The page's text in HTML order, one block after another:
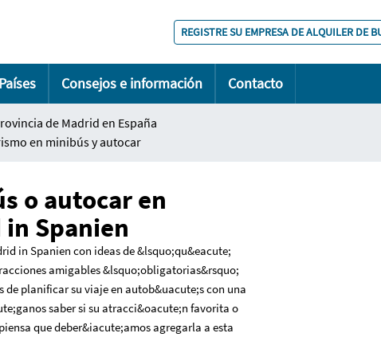
REGISTRE SU EMPRESA DE ALQUILER DE
Países Consejos e información Contacto
de Madrid en España
en minibús y autocar
o autocar en
Spanien
in Spanien con ideas de &lsquo;qu&eacute;
amigables &lsquo;obligatorias&rsquo;
planificar su viaje en autob&uacute;s con una
saber si su atracci&oacute;n favorita o
que deber&iacute;amos agregarla a esta